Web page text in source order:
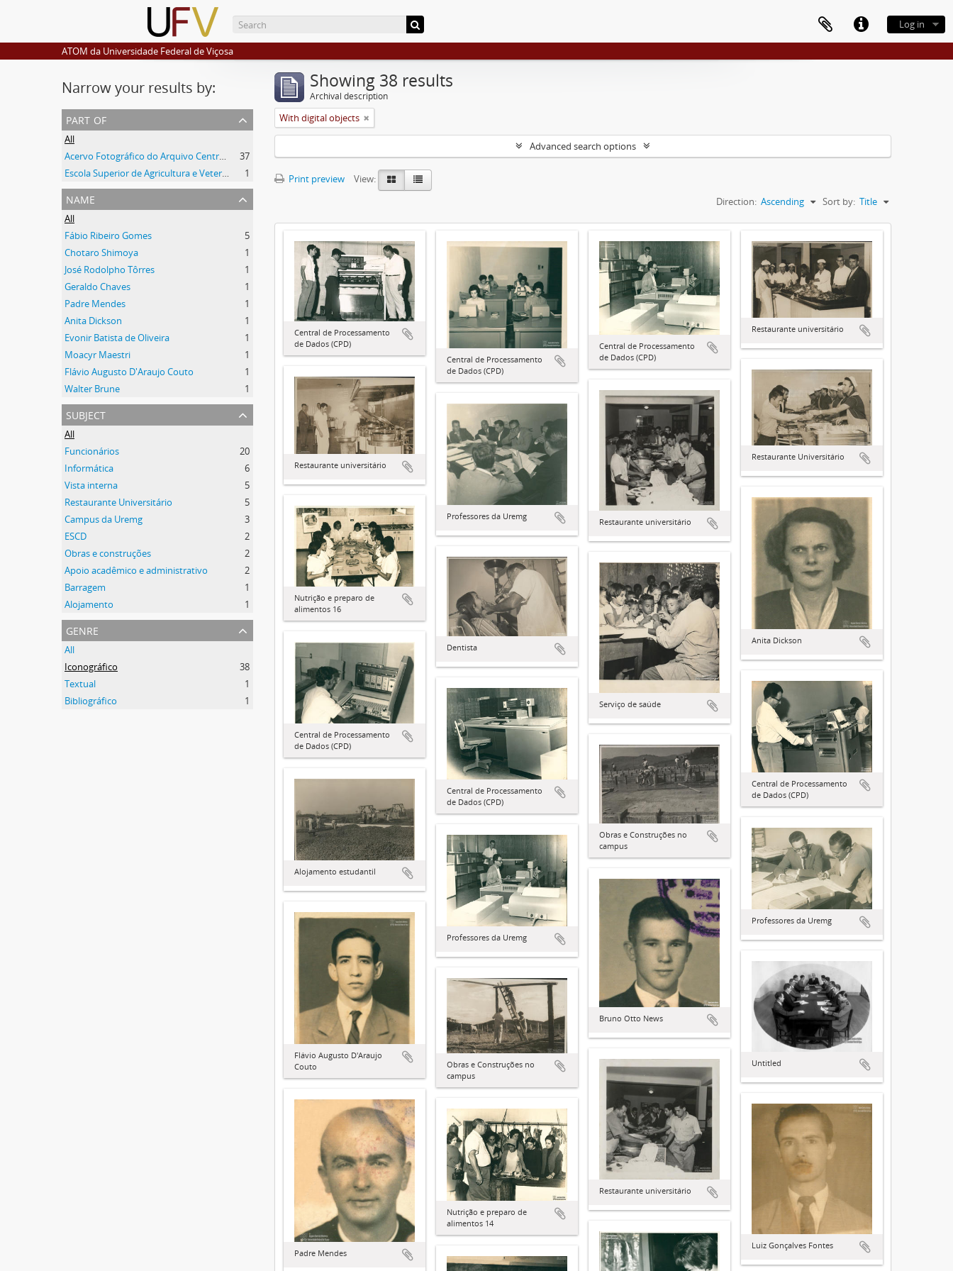
Log in
ATOM da Universidade Federal de Viçosa
Narrow your results by:
part of
All
Acervo Fotográfico do Arquivo Central Histórico da UFV
37
Escola Superior de Agricultura e Veterinária
1
name
All
Fábio Ribeiro Gomes
5
Chotaro Shimoya
1
José Rodolpho Tôrres
1
Geraldo Chaves
1
Padre Mendes
1
Anita Dickson
1
Evonir Batista de Oliveira
1
Moacyr Maestri
1
Flávio Augusto D'Araujo Couto
1
Walter Brune
1
subject
All
Funcionários
20
Informática
6
Vista interna
5
Restaurante Universitário
5
Campus da Uremg
3
ESCD
2
Obras e construções
2
Apoio acadêmico e administrativo
2
Barragem
1
Alojamento
1
genre
All
Iconográfico
38
Textual
1
Bibliográfico
1
Showing 38 results
Archival description
With digital objects
Advanced search options
Print preview
View:
Sort by: Title
Direction: Ascending
Central de Processamento
de Dados (CPD)
Central de Processamento
de Dados (CPD)
Central de Processamento
de Dados (CPD)
Restaurante universitário
Restaurante Universitário
Restaurante universitário
Restaurante universitário
Professores da Uremg
Anita Dickson
Nutrição e preparo de
alimentos 16
Dentista
Serviço de saúde
Central de Processamento
de Dados (CPD)
Central de Processamento
de Dados (CPD)
Central de Processamento
de Dados (CPD)
Obras e Construções no
campus
Alojamento estudantil
Professores da Uremg
Professores da Uremg
Bruno Otto News
Flávio Augusto D'Araujo
Couto
Untitled
Obras e Construções no
campus
Restaurante universitário
Padre Mendes
Luiz Gonçalves Fontes
Nutrição e preparo de
alimentos 14